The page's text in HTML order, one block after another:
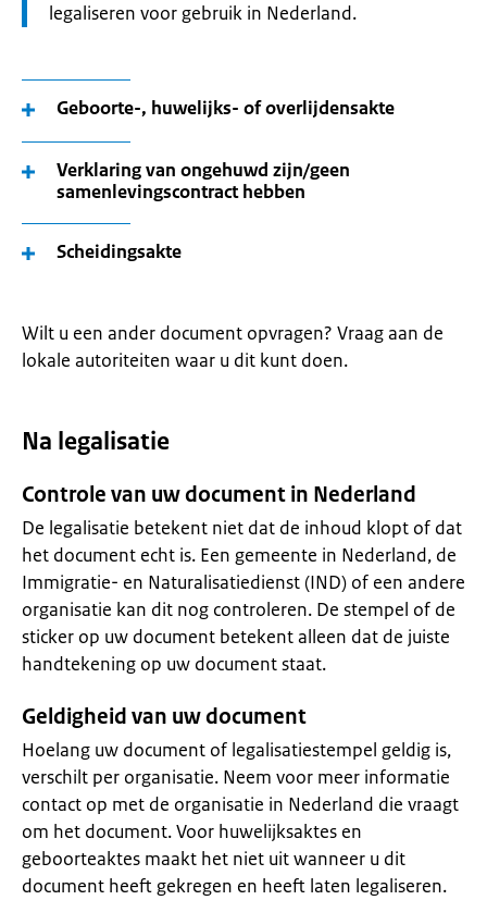
legaliseren voor gebruik in Nederland.
Geboorte-, huwelijks- of overlijdensakte
Verklaring van ongehuwd zijn/geen
samenlevingscontract hebben
Scheidingsakte
Wilt u een ander document opvragen? Vraag aan de
lokale autoriteiten waar u dit kunt doen.
Na legalisatie
Controle van uw document in Nederland
De legalisatie betekent niet dat de inhoud klopt of dat
het document echt is. Een gemeente in Nederland, de
Immigratie- en Naturalisatiedienst (IND) of een andere
organisatie kan dit nog controleren. De stempel of de
sticker op uw document betekent alleen dat de juiste
handtekening op uw document staat.
Geldigheid van uw document
Hoelang uw document of legalisatiestempel geldig is,
verschilt per organisatie. Neem voor meer informatie
contact op met de organisatie in Nederland die vraagt
om het document. Voor huwelijksaktes en
geboorteaktes maakt het niet uit wanneer u dit
document heeft gekregen en heeft laten legaliseren.